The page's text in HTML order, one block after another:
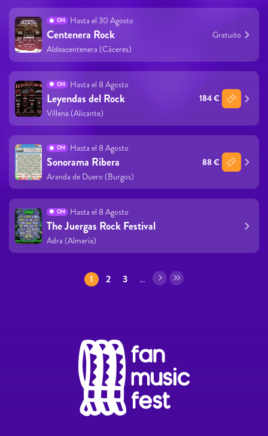
ON Hasta el 30 Agosto
Centenera Rock
Aldeacentenera (Cáceres)
Gratuito
ON Hasta el 8 Agosto
Leyendas del Rock
Villena (Alicante)
184 €
ON Hasta el 8 Agosto
Sonorama Ribera
Aranda de Duero (Burgos)
88 €
ON Hasta el 8 Agosto
The Juergas Rock Festival
Adra (Almería)
1 2 3 …